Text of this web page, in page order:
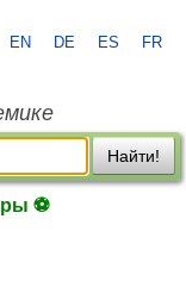
EN DE ES FR
Найти!
⚽